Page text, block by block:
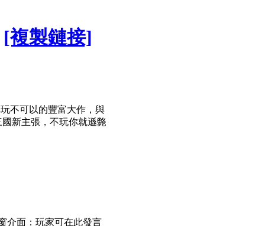
[複製鏈接]
不可以的豐富大作，與
新主張，不玩你就遜斃
介面：玩家可在此發言